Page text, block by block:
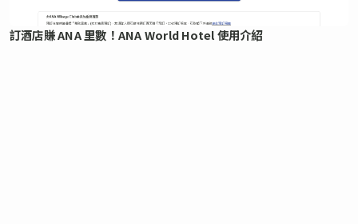
訂酒店賺 ANA 里數！ANA World Hotel 使用介紹